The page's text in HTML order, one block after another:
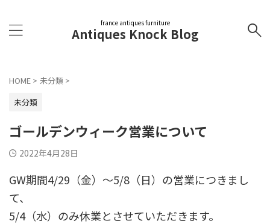
france antiques furniture
Antiques Knock Blog
HOME > 未分類 >
未分類
ゴールデンウィーク営業について
2022年4月28日
GW期間4/29（金）〜5/8（日）の営業につきまし
て、
5/4（水）のみ休業とさせていただきます。